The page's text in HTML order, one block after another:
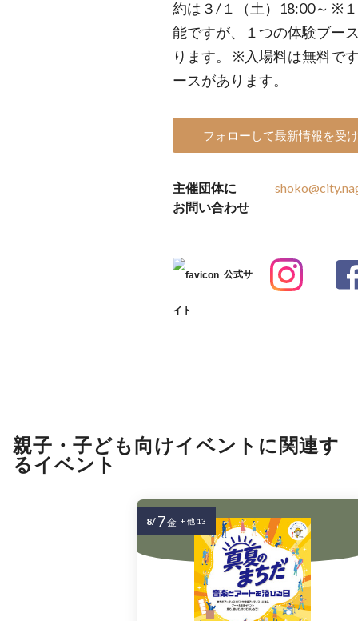
約は３/１（土）18:00～ ※
能ですが、１つの体験ブー
ります。 ※入場料は無料で
ースがあります。
フォローして最新情報を受
主催団体に
お問い合わせ
公式サ
イト
親子・子ども向けイベントに関連す
るイベント
8/ 7金 + 他 13